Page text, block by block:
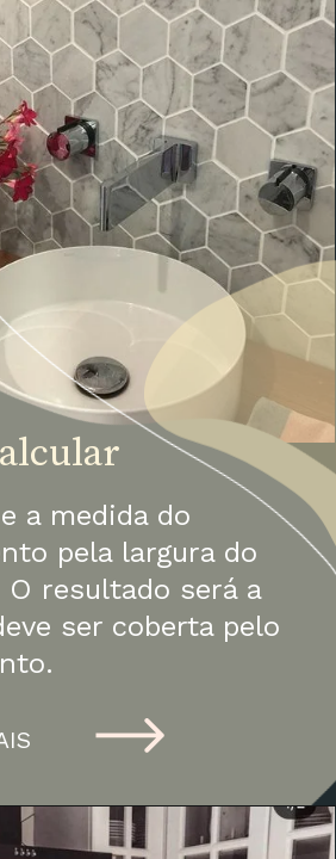
a medida do
pela largura do
resultado será a
ser coberta pelo